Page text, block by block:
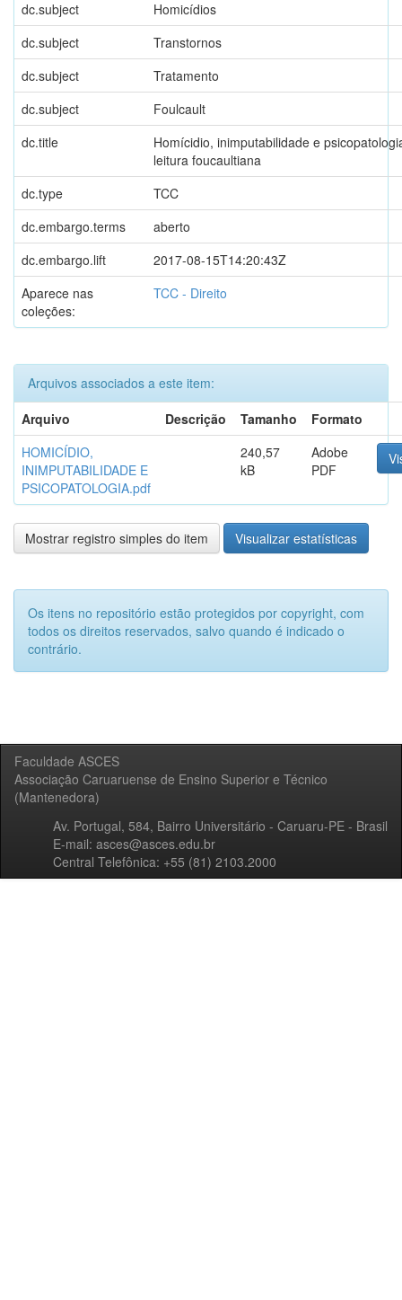
dc.subject
Homicídios
dc.subject
Transtornos
dc.subject
Tratamento
dc.subject
Foulcault
dc.title
Homícidio, inimputabilidade e
leitura foucaultiana
dc.type
TCC
dc.embargo.terms
aberto
dc.embargo.lift
2017-08-15T14:20:43Z
Aparece nas
coleções:
TCC - Direito
Arquivos associados a este item:
Arquivo
Descrição Tamanho
Formato
HOMICÍDIO,
INIMPUTABILIDADE E
PSICOPATOLOGIA.pdf
240,57
kB
Adobe
PDF
Mostrar registro simples do item Visualizar estatísticas
Os itens no repositório estão protegidos por copyright, com
todos os direitos reservados, salvo quando é indicado o
contrário.
Faculdade ASCES
Associação Caruaruense de Ensino Superior e Técnico
(Mantenedora)
Av. Portugal, 584, Bairro Universitário - Caruaru-PE - Brasil
E-mail: asces@asces.edu.br
Central Telefônica: +55 (81) 2103.2000